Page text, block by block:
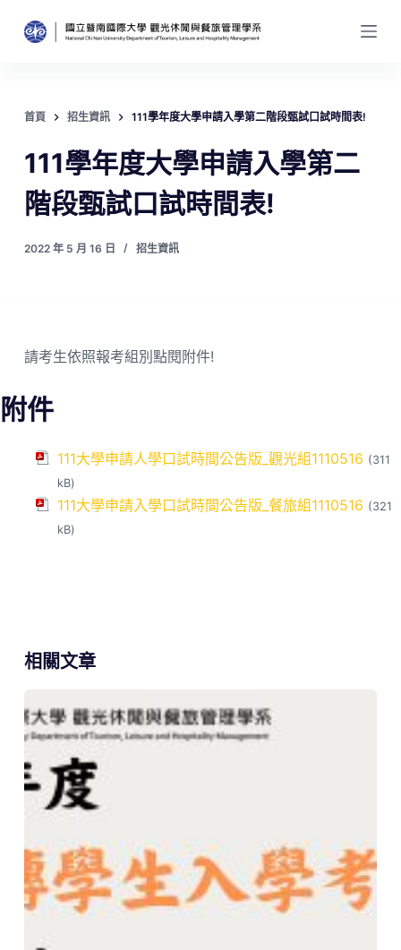
跳
至
內
首頁 招生資訊 111學年度大學申請入學第二階段甄試口試時間表!
111學年度大學申請入學第二
階段甄試口試時間表!
2022 年 5 月 16 日 招生資訊
請考生依照報考組別點閱附件!
附件
111大學申請人學口試時間公告版_觀光組1110516 (311
kB)
111大學申請入學口試時間公告版_餐旅組1110516 (321
kB)
相關文章